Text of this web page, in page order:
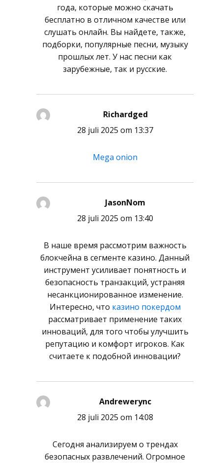
года, которые можно скачать
бесплатно в отличном качестве или
слушать онлайн. Вы найдете, также,
подборки, популярные песни, музыку
прошлых лет. У нас песни как
зарубежные, так и русские.
Richardged
28 juli 2025 om 13:37
Mega onion
JasonNom
28 juli 2025 om 13:40
В наше время рассмотрим важность
блокчейна в сегменте казино. Данный
инструмент усиливает понятность и
безопасность транзакций, устраняя
несанкционированное изменение.
Интересно, что казино покердом
рассматривает применение таких
инноваций, для того чтобы улучшить
репутацию и комфорт игроков. Как
считаете к подобной инновации?
Andrewerync
28 juli 2025 om 14:08
Сегодня анализируем о трендах
безопасных развлечений. Огромное